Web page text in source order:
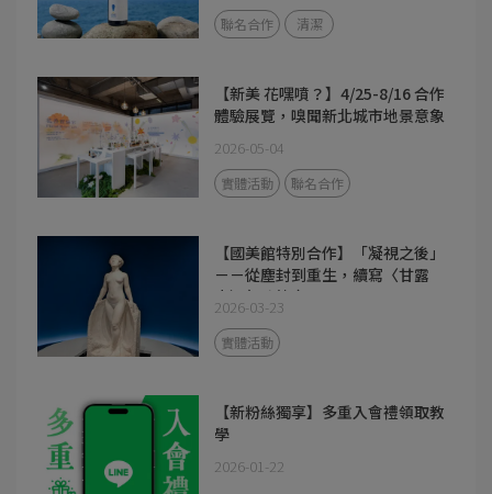
聯名合作 清潔
【新美 花嘿噴？】4/25-8/16 合作
體驗展覽，嗅聞新北城市地景意象
2026-05-04
實體活動 聯名合作
【國美館特別合作】「凝視之後」
－－從塵封到重生，續寫〈甘露
水〉氣味篇章
2026-03-23
實體活動
【新粉絲獨享】多重入會禮領取教
學
2026-01-22